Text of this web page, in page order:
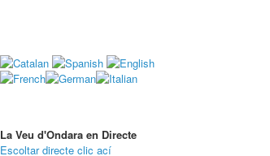
La Veu d'Ondara en Directe
Escoltar directe clic ací